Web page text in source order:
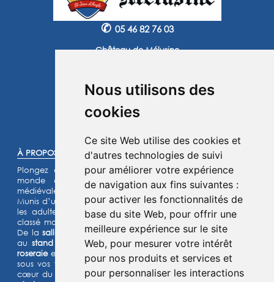
Nous utilisons des
cookies
Ce site Web utilise des cookies et
d'autres technologies de suivi
pour améliorer votre expérience
de navigation aux fins suivantes :
pour activer les fonctionnalités de
base du site Web, pour offrir une
meilleure expérience sur le site
Web, pour mesurer votre intérêt
pour nos produits et services et
pour personnaliser les interactions
✆ 05 46 82 76 03
Château de Mélusine
Instagram Facebook
À PROPOS :
Plongez dans l'histoire et laissez-vous transporter dans un
monde de chevaliers, de princesses et de légendes
médiévales.
Munis d’un jeu d’énigmes pour les enfants et d’un quiz pour
les adultes, lancez- vous à l’assaut de notre château fort
classé monument historique et de son parc de 15 hectares.
De la salle de gardeauxremparts , desmachines de guerre
au stand d’archerie, en passant par lejardin médiéval
roseraieet les animaux de la basse-cour
l’Histoire prend vie
sous vos yeux dans cette aventure ludique et immersive au
cœur du Moyen Âge ! Deux parcours sensoriels (le chemin